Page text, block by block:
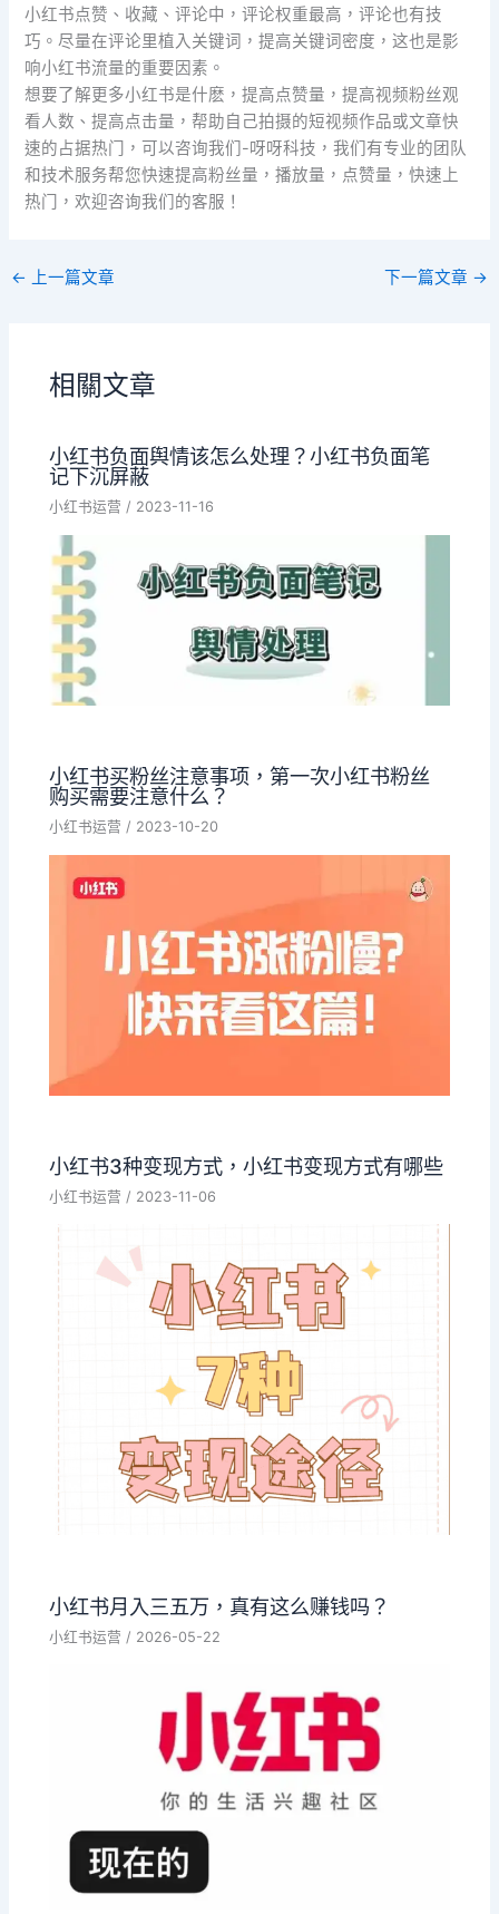
小红书点赞、收藏、评论中，评论权重最高，评论也有技
巧。尽量在评论里植入关键词，提高关键词密度，这也是影
响小红书流量的重要因素。
想要了解更多小红书是什麽，提高点赞量，提高视频粉丝观
看人数、提高点击量，帮助自己拍摄的短视频作品或文章快
速的占据热门，可以咨询我们-呀呀科技，我们有专业的团队
和技术服务帮您快速提高粉丝量，播放量，点赞量，快速上
热门，欢迎咨询我们的客服！
← 上一篇文章 下一篇文章 →
相關文章
小红书负面舆情该怎么处理？小红书负面笔
记下沉屏蔽
小红书运营 / 2023-11-16
小红书买粉丝注意事项，第一次小红书粉丝
购买需要注意什么？
小红书运营 / 2023-10-20
小红书3种变现方式，小红书变现方式有哪些
小红书运营 / 2023-11-06
小红书月入三五万，真有这么赚钱吗？
小红书运营 / 2026-05-22